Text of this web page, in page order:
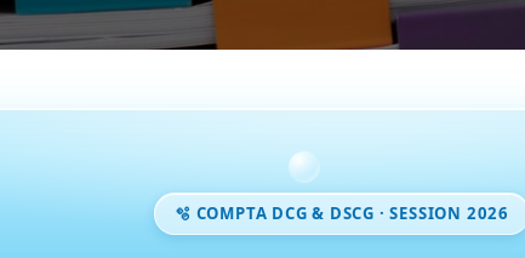
🫧 COMPTA DCG & DSCG · SESSION 2026